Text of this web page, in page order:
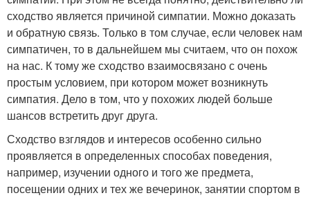
сходство является причиной симпатии. Можно доказать
и обратную связь. Только в том случае, если человек нам
симпатичен, то в дальнейшем мы считаем, что он похож
на нас. К тому же сходство взаимосвязано с очень
простым условием, при котором может возникнуть
симпатия. Дело в том, что у похожих людей больше
шансов встретить друг друга.
Сходство взглядов и интересов особенно сильно
проявляется в определенных способах поведения,
например, изучении одного и того же предмета,
посещении одних и тех же вечеринок, занятии спортом в